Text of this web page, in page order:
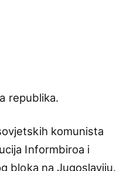
republika.
komunista
Informbiroa i
bloka na Jugoslaviju.